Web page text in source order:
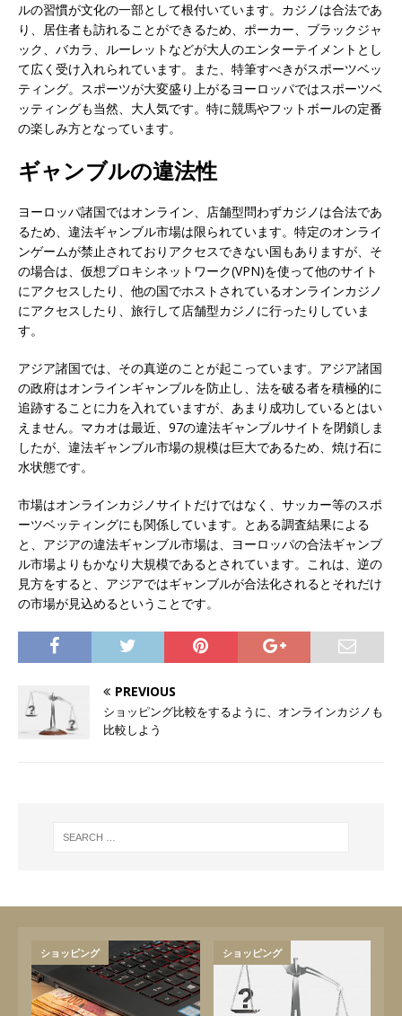
ルの習慣が文化の一部として根付いています。カジノは合法であ
り、居住者も訪れることができるため、ポーカー、ブラックジャ
ック、バカラ、ルーレットなどが大人のエンターテイメントとし
て広く受け入れられています。また、特筆すべきがスポーツベッ
ティング。スポーツが大変盛り上がるヨーロッパではスポーツベ
ッティングも当然、大人気です。特に競馬やフットボールの定番
の楽しみ方となっています。
ギャンブルの違法性
ヨーロッパ諸国ではオンライン、店舗型問わずカジノは合法であ
るため、違法ギャンブル市場は限られています。特定のオンライ
ンゲームが禁止されておりアクセスできない国もありますが、そ
の場合は、仮想プロキシネットワーク(VPN)を使って他のサイト
にアクセスしたり、他の国でホストされているオンラインカジノ
にアクセスしたり、旅行して店舗型カジノに行ったりしていま
す。
アジア諸国では、その真逆のことが起こっています。アジア諸国
の政府はオンラインギャンブルを防止し、法を破る者を積極的に
追跡することに力を入れていますが、あまり成功しているとはい
えません。マカオは最近、97の違法ギャンブルサイトを閉鎖しま
したが、違法ギャンブル市場の規模は巨大であるため、焼け石に
水状態です。
市場はオンラインカジノサイトだけではなく、サッカー等のスポ
ーツベッティングにも関係しています。とある調査結果による
と、アジアの違法ギャンブル市場は、ヨーロッパの合法ギャンブ
ル市場よりもかなり大規模であるとされています。これは、逆の
見方をすると、アジアではギャンブルが合法化されるとそれだけ
の市場が見込めるということです。
PREVIOUS
ショッピング比較をするように、オンラインカジノも
比較しよう
ショッピング ショッピング